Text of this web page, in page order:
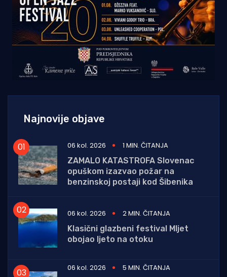
Najnovije objave
06 kol. 2026
1 MIN. ČITANJA
ZAMALO KATASTROFA Slovenac
opuškom izazvao požar na
benzinskoj postaji kod Šibenika
06 kol. 2026
2 MIN. ČITANJA
Klasični glazbeni festival Mljet
obojao ljeto na otoku
06 kol. 2026
5 MIN. ČITANJA